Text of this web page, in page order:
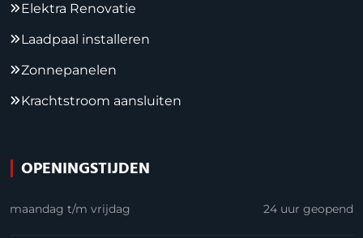
Elektra Renovatie
Laadpaal installeren
Zonnepanelen
Krachtstroom aansluiten
OPENINGSTIJDEN
maandag t/m vrijdag 24 uur geopend